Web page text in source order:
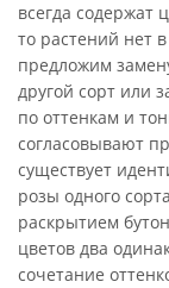
всегда содержат
то растений нет
предложим
другой сорт или
по оттенкам и
согласовывают
существует
розы одного
раскрытием
цветов два
сочетание